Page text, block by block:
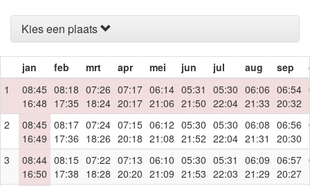
Kies een plaats
jan feb mrt apr mei jun jul aug sep
1
08:45
16:48
08:18
17:35
07:26
18:24
07:17
20:17
06:14
21:06
05:31
21:50
05:30
22:04
06:06
21:33
06:54
20:32
2
08:45
16:49
08:17
17:36
07:24
18:26
07:15
20:18
06:12
21:08
05:30
21:52
05:30
22:04
06:08
21:31
06:56
20:30
3
08:44
16:50
08:15
17:38
07:22
18:28
07:13
20:20
06:10
21:09
05:30
21:53
05:31
22:03
06:09
21:29
06:57
20:27